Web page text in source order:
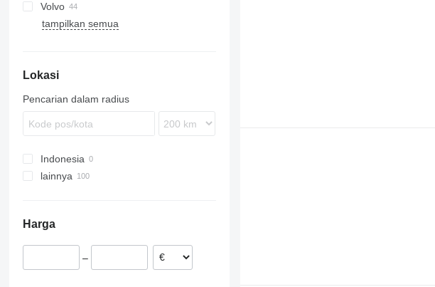
Proway
Skyliner
Transliner
Alpino
Urbino
Volvo
7700
B-series
tampilkan semua
Lokasi
Pencarian dalam radius
Indonesia
lainnya
Rumania
Polandia
Harga
–